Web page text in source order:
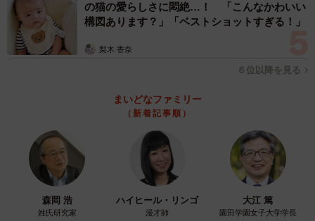
の猫の愛らしさに悶絶…！ 「こんなかわいい
構図あります？」「ベストショットすぎる！」
梨木 香奈
６位以降を見る
まいどなファミリー
（新着記事順）
森岡 浩
姓氏研究家
ハイヒール・リンゴ
漫才師
大江 篤
園田学園女子大学学長